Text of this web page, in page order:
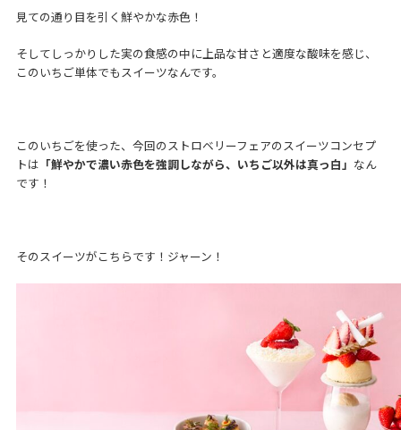
見ての通り目を引く鮮やかな赤色！
そしてしっかりした実の食感の中に上品な甘さと適度な酸味を感じ、
このいちご単体でもスイーツなんです。
このいちごを使った、今回のストロベリーフェアのスイーツコンセプ
トは 「鮮やかで濃い赤色を強調しながら、いちご以外は真っ白」 なん
です！
そのスイーツがこちらです！ジャーン！